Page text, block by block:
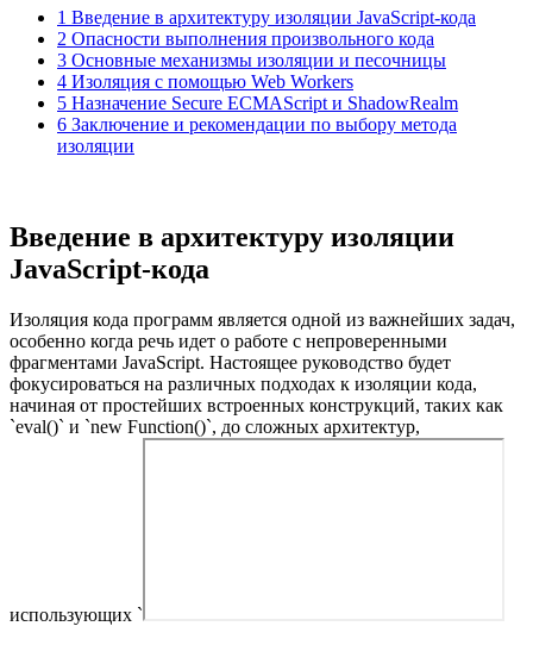
1 Введение в архитектуру изоляции JavaScript-кода
2 Опасности выполнения произвольного кода
3 Основные механизмы изоляции и песочницы
4 Изоляция с помощью Web Workers
5 Назначение Secure ECMAScript и ShadowRealm
6 Заключение и рекомендации по выбору метода
изоляции
Введение в архитектуру изоляции
JavaScript-кода
Изоляция кода программ является одной из важнейших задач,
особенно когда речь идет о работе с непроверенными
фрагментами JavaScript. Настоящее руководство будет
фокусироваться на различных подходах к изоляции кода,
начиная от простейших встроенных конструкций, таких как
`eval()` и `new Function()`, до сложных архитектур,
использующих `